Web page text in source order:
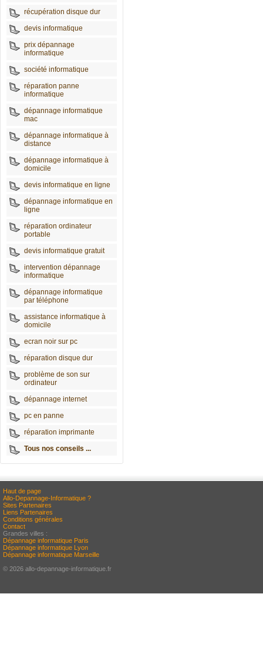
récupération disque dur
devis informatique
prix dépannage
informatique
société informatique
réparation panne
informatique
dépannage informatique
mac
dépannage informatique à
distance
dépannage informatique à
domicile
devis informatique en ligne
dépannage informatique en
ligne
réparation ordinateur
portable
devis informatique gratuit
intervention dépannage
informatique
dépannage informatique
par téléphone
assistance informatique à
domicile
ecran noir sur pc
réparation disque dur
problème de son sur
ordinateur
dépannage internet
pc en panne
réparation imprimante
Tous nos conseils ...
Haut de page
Allo-Depannage-Informatique ?
Sites Partenaires
Liens Partenaires
Conditions générales
Contact
Grandes villes :
Dépannage informatique Paris
Dépannage informatique Lyon
Dépannage informatique Marseille
© 2026 allo-depannage-informatique.fr